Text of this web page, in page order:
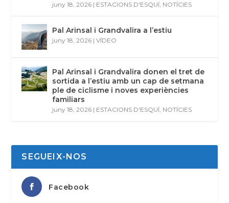
juny 18, 2026 | ESTACIONS D'ESQUÍ, NOTÍCIES
Pal Arinsal i Grandvalira a l’estiu
juny 18, 2026 |VÍDEO
Pal Arinsal i Grandvalira donen el tret de
sortida a l’estiu amb un cap de setmana
ple de ciclisme i noves experiències
familiars
juny 18, 2026 | ESTACIONS D'ESQUÍ, NOTÍCIES
SEGUEIX-NOS
Facebook